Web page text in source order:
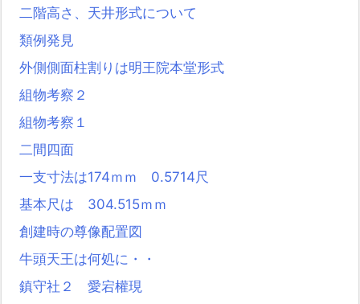
二階高さ、天井形式について
類例発見
外側側面柱割りは明王院本堂形式
組物考察２
組物考察１
二間四面
一支寸法は174ｍｍ 0.5714尺
基本尺は 304.515ｍｍ
創建時の尊像配置図
牛頭天王は何処に・・
鎮守社２ 愛宕權現